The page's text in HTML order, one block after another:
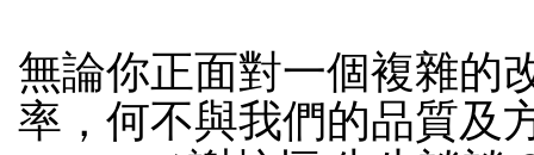
無論你正面對一個複雜的
率，何不與我們的品質及